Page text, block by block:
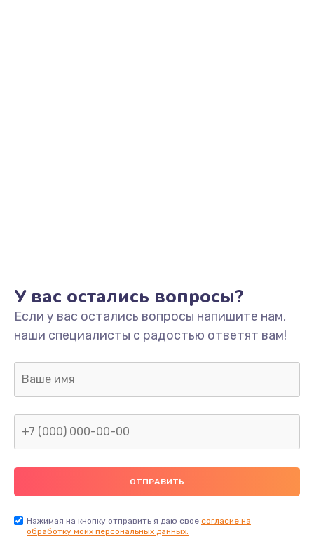
Замена USB порта
1595 руб.
Заказать
Замена звуковой карты
1700 руб.
Заказать
У вас остались вопросы?
Если у вас остались вопросы напишите нам,
наши специалисты с радостью ответят вам!
Нажимая на кнопку отправить я даю свое согласие на
обработку моих персональных данных.